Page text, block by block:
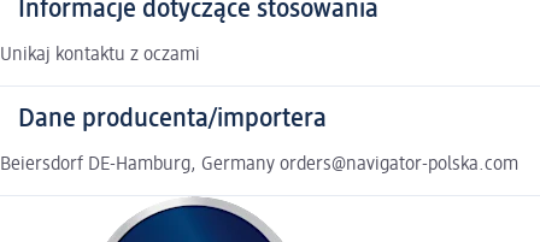
Informacje dotyczące stosowania
Unikaj kontaktu z oczami
Dane producenta/importera
Beiersdorf DE-Hamburg, Germany orders@navigator-polska.com